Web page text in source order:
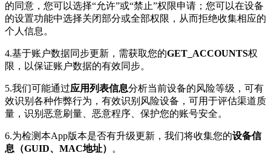
的同意，您可以选择“允许”或“禁止”权限申请；您可以在设备
的设置功能中选择关闭部分或全部权限，从而拒绝收集相应的
个人信息。
4.基于账户数据同步更新，需获取您的GET_ACCOUNTS权
限，以保证账户数据的有效同步。
5.我们可能通过应用列表信息分析当前设备的风险等级，可有
效识别各种作弊行为，有效识别风险设备，可用于评估渠道质
量，识别恶意刷量、恶意程序、保护您的账号安全。
6.为检测本App版本是否有升级更新，我们将收集您的设备信
息（GUID、MAC地址）
。